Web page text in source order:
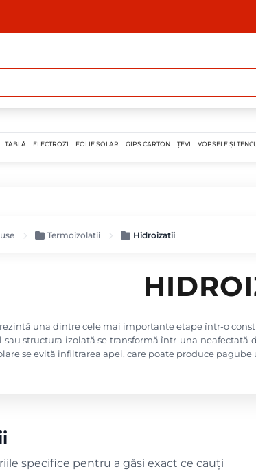
TABLĂ ELECTROZI FOLIE SOLAR GIPS CARTON ȚEVI VOPSELE ȘI
Termoizolatii Hidroizatii
una dintre cele mai importante etape într-o
sau structura izolată se transformă într-una
se evită infiltrarea apei, care poate produce pagube
specifice pentru a găsi exact ce cauți